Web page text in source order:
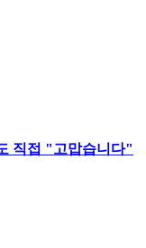
직접 "고맙습니다"